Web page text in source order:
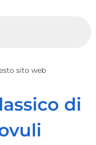
sito web
di